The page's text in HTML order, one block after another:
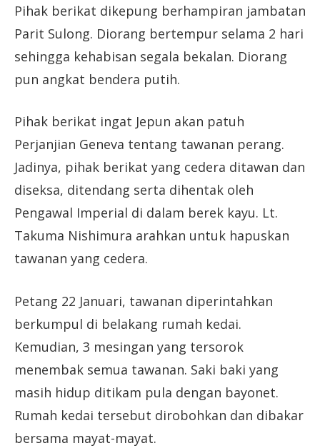
Pihak berikat dikepung berhampiran jambatan
Parit Sulong. Diorang bertempur selama 2 hari
sehingga kehabisan segala bekalan. Diorang
pun angkat bendera putih.
Pihak berikat ingat Jepun akan patuh
Perjanjian Geneva tentang tawanan perang.
Jadinya, pihak berikat yang cedera ditawan dan
diseksa, ditendang serta dihentak oleh
Pengawal Imperial di dalam berek kayu. Lt.
Takuma Nishimura arahkan untuk hapuskan
tawanan yang cedera.
Petang 22 Januari, tawanan diperintahkan
berkumpul di belakang rumah kedai.
Kemudian, 3 mesingan yang tersorok
menembak semua tawanan. Saki baki yang
masih hidup ditikam pula dengan bayonet.
Rumah kedai tersebut dirobohkan dan dibakar
bersama mayat-mayat.